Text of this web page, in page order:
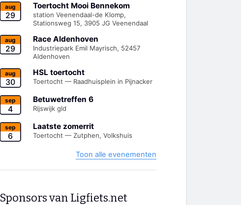
aug
29
Toertocht Mooi Bennekom
station Veenendaal-de Klomp,
Stationsweg 15, 3905 JG Veenendaal
aug
29
Race Aldenhoven
Industriepark Emil Mayrisch, 52457
Aldenhoven
aug
30
HSL toertocht
Toertocht — Raadhuisplein in Pijnacker
sep
4
Betuwetreffen 6
Rijswijk gld
sep
6
Laatste zomerrit
Toertocht — Zutphen, Volkshuis
Toon alle evenementen
Sponsors van Ligfiets.net